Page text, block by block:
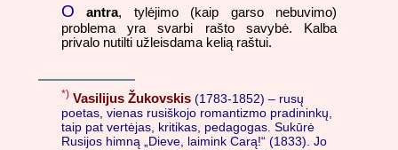
O antra, tylėjimo (kaip garso nebuvimo)
problema yra svarbi rašto savybė. Kalba
privalo nutilti užleisdama kelią raštui.
*) Vasilijus Žukovskis (1783-1852) – rusų
poetas, vienas rusiškojo romantizmo pradininkų,
taip pat vertėjas, kritikas, pedagogas. Sukūrė
Rusijos himną „Dieve, laimink Carą!“ (1833). Jo